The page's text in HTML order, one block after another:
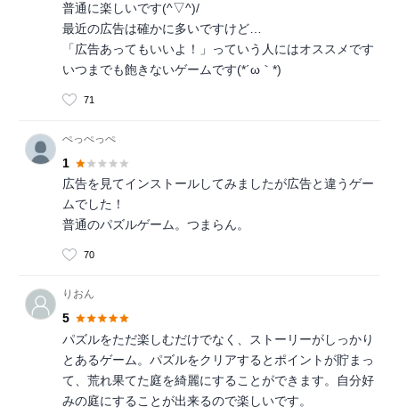
普通に楽しいです(^▽^)/
最近の広告は確かに多いですけど…
「広告あってもいいよ！」っていう人にはオススメです
いつまでも飽きないゲームです(*´ω｀*)
71
ぺっぺっぺ
1
広告を見てインストールしてみましたが広告と違うゲー
ムでした！
普通のパズルゲーム。つまらん。
70
りおん
5
パズルをただ楽しむだけでなく、ストーリーがしっかり
とあるゲーム。パズルをクリアするとポイントが貯まっ
て、荒れ果てた庭を綺麗にすることができます。自分好
みの庭にすることが出来るので楽しいです。